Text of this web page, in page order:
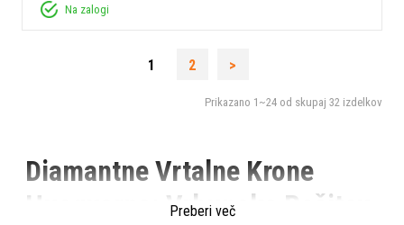
Na zalogi
1 2 >
Prikazano 1~24 od skupaj 32 izdelkov
Diamantne Vrtalne Krone
Husqvarna: Vrhunska Rešitev
Preberi več